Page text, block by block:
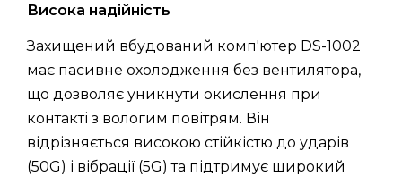
Висока надійність
Захищений вбудований комп'ютер DS-1002
має пасивне охолодження без вентилятора,
що дозволяє уникнути окислення при
контакті з вологим повітрям. Він
відрізняється високою стійкістю до ударів
(50G) і вібрації (5G) та підтримує широкий